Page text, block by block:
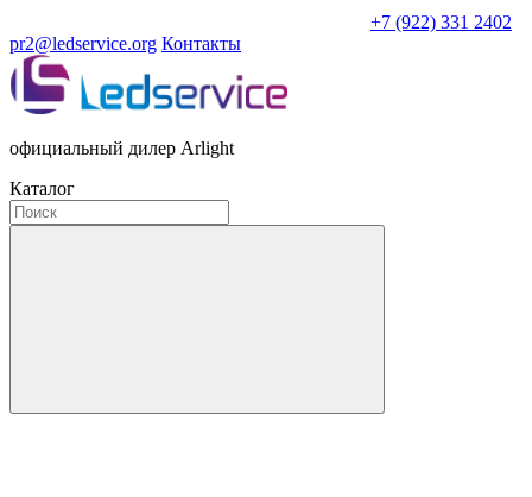
+7 (922) 331 2402
pr2@ledservice.org Контакты
официальный дилер Arlight
Каталог